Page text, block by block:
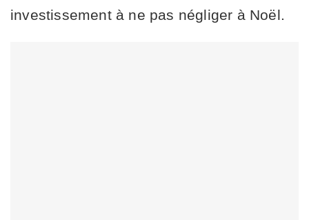
investissement à ne pas négliger à Noël.